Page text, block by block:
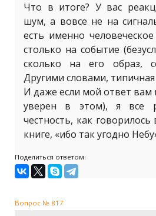
Что в итоге? У вас
шум, а вовсе не на
есть именно
столько на событие
сколько на его образ,
Другими словами,
И даже если мой ответ вам
уверен в этом), я все
честность, как
книге, «ибо так угодно
Поделиться ответом:
Вопрос № 817